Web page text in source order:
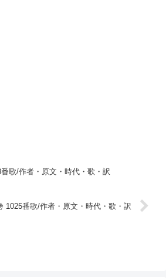
歌/作者・原文・時代・歌・訳
1025番歌/作者・原文・時代・歌・訳